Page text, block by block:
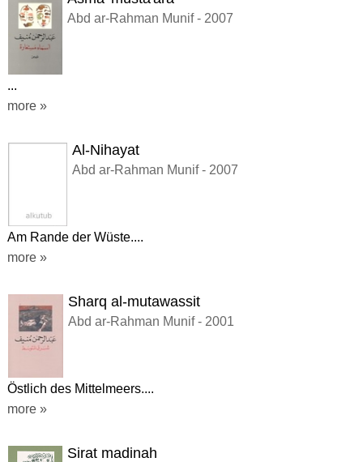
Abd ar-Rahman Munif - 2007
...
more »
Al-Nihayat
Abd ar-Rahman Munif - 2007
Am Rande der Wüste....
more »
Sharq al-mutawassit
Abd ar-Rahman Munif - 2001
Östlich des Mittelmeers....
more »
Sirat madinah